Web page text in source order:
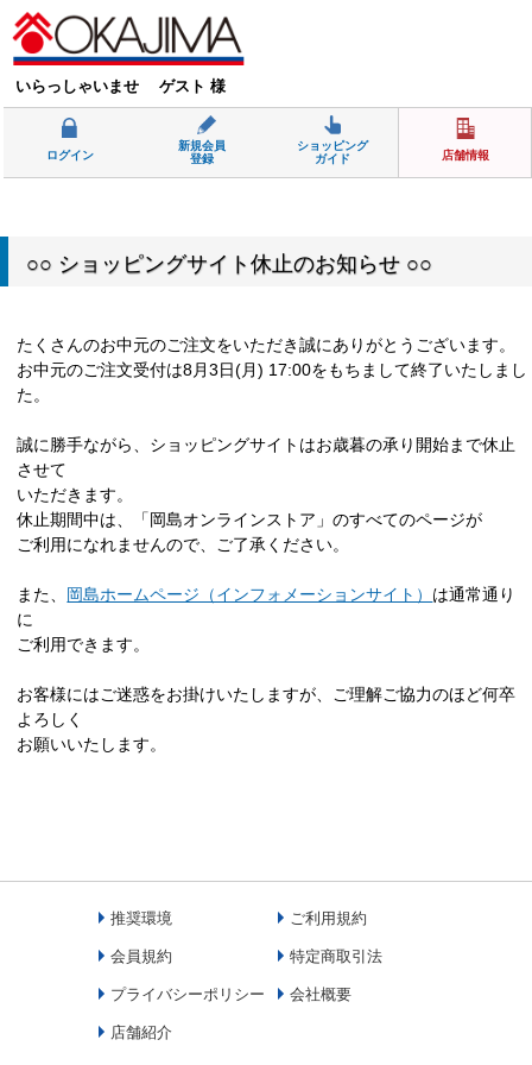
いらっしゃいませ ゲスト 様
ログイン
新規会員
登録
ショッピング
ガイド
店舗情報
○○ ショッピングサイト休止のお知らせ ○○
たくさんのお中元のご注文をいただき誠にありがとうございます。
お中元のご注文受付は8月3日(月) 17:00をもちまして終了いたしまし
た。
誠に勝手ながら、ショッピングサイトはお歳暮の承り開始まで休止
させて
いただきます。
休止期間中は、「岡島オンラインストア」のすべてのページが
ご利用になれませんので、ご了承ください。
また、 岡島ホームページ（インフォメーションサイト） は通常通り
に
ご利用できます。
お客様にはご迷惑をお掛けいたしますが、ご理解ご協力のほど何卒
よろしく
お願いいたします。
推奨環境 ご利用規約
会員規約 特定商取引法
プライバシーポリシー 会社概要
店舗紹介